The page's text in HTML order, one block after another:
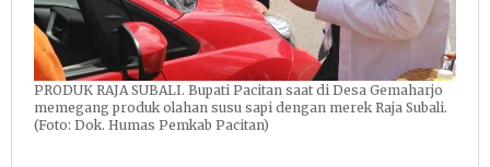
PRODUK RAJA SUBALI. Bupati Pacitan saat di Desa Gemaharjo
memegang produk olahan susu sapi dengan merek Raja Subali.
(Foto: Dok. Humas Pemkab Pacitan)